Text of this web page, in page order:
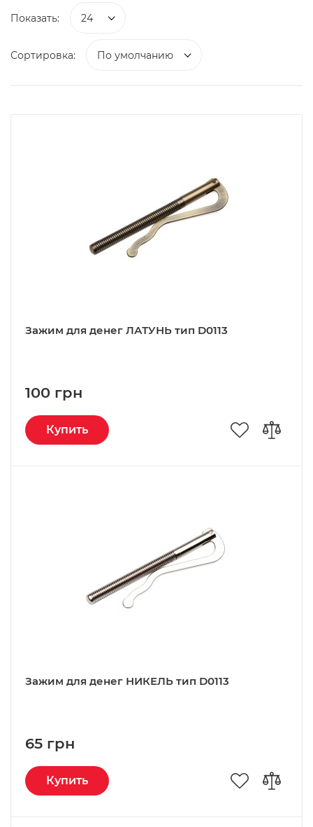
Показать: 24
Сортировка: По умолчанию
Зажим для денег ЛАТУНЬ тип D0113
100 грн
Купить
Зажим для денег НИКЕЛЬ тип D0113
65 грн
Купить